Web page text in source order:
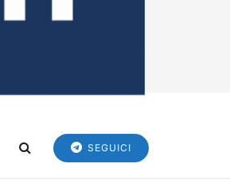
SEGUICI